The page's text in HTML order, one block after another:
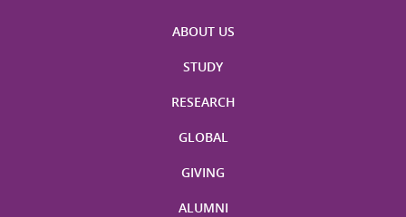
ABOUT US
STUDY
RESEARCH
GLOBAL
GIVING
ALUMNI